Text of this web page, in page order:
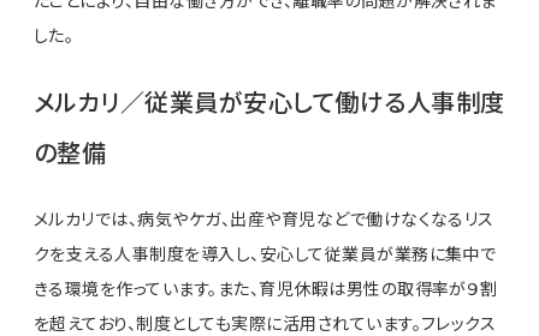
した。
メルカリ／従業員が安心して働ける人事制度
の整備
メルカリでは、病気やケガ、出産や育児などで働けなくなるリス
クを支える人事制度を導入し、安心して従業員が業務に集中で
きる環境を作っています。また、育児休暇は男性の取得率が９割
を超えており、制度としても実際に活用されています。フレックス